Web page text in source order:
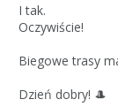
I tak.
Oczywiście!
Biegowe trasy
Dzień dobry! 🎩